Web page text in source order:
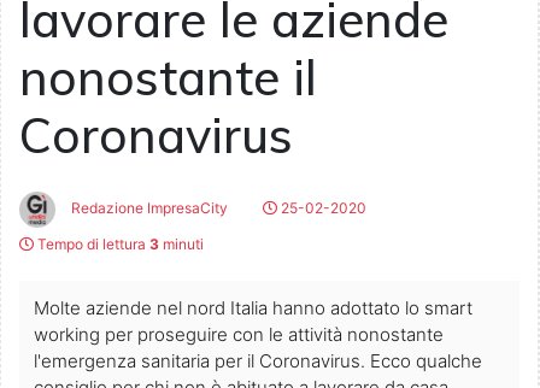
lavorare le aziende
nonostante il
Coronavirus
Redazione ImpresaCity
25-02-2020
Tempo di lettura 3 minuti
Molte aziende nel nord Italia hanno adottato lo smart
working per proseguire con le attività nonostante
l'emergenza sanitaria per il Coronavirus. Ecco qualche